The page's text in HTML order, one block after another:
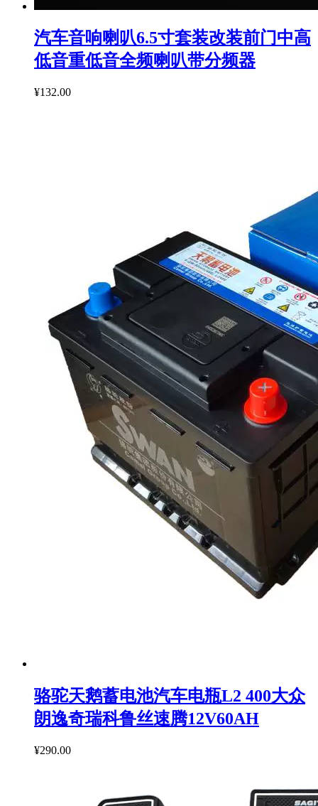
汽车音响喇叭6.5寸套装改装前门中高
低音重低音全频喇叭带分频器
¥132.00
骆驼天鹅蓄电池汽车电瓶L2 400大众
朗逸奇瑞科鲁丝速腾12V60AH
¥290.00